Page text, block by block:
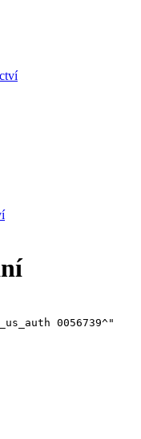
0056739^"